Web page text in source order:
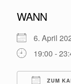
WANN
6. April
19:00 -
ZUM